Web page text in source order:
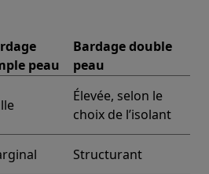
peau
Bardage double
peau
Élevée, selon le
choix de l’isolant
Structurant